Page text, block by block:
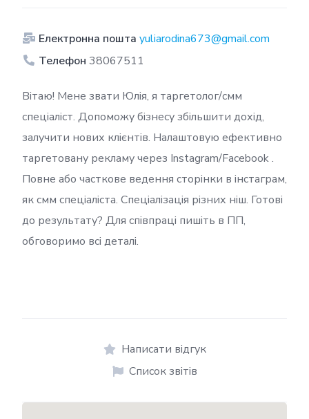
Електронна пошта yuliarodina673@gmail.com
Телефон 38067511
Вітаю! Мене звати Юлія, я таргетолог/смм
спеціаліст. Допоможу бізнесу збільшити дохід,
залучити нових клієнтів. Налаштовую ефективно
таргетовану рекламу через Instagram/Facebook .
Повне або часткове ведення сторінки в інстаграм,
як смм спеціаліста. Спеціалізація різних ніш. Готові
до результату? Для співпраці пишіть в ПП,
обговоримо всі деталі.
Написати відгук
Список звітів